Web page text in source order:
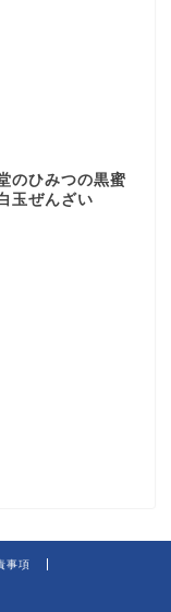
のひみつの黒蜜
玉ぜんざい
事項